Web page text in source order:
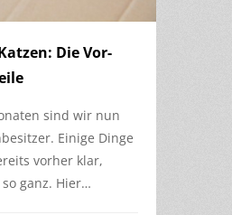
Die Vor-
sind wir nun
Einige Dinge
vorher klar,
ganz. Hier…